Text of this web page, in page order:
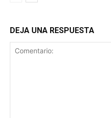
DEJA UNA RESPUESTA